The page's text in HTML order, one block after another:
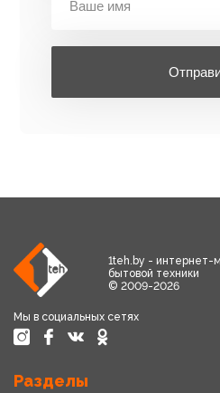
1teh.by - интернет-
бытовой техники
© 2009-2026
Мы в социальных сетях
Разделы